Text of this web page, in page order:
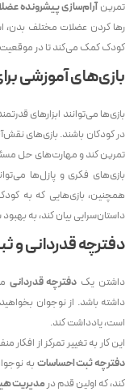
تمرینآرام‌سازی پیشرونده
رها کردن عضلات مختلف بدن،
کودک کمک می‌کند تا در
بازی‌های آموزشی
بازی‌ها می‌توانند ابزارهای
در کودکان باشند. بازی‌های
تمرین کند و مهارت‌های حل
بازی‌های فکری و پازل‌ها
همچنین، بازی‌هایی که به
داستان‌سرایی بیان کند، به
دفترچه قدردانی و
داشتن یک دفترچه قدردانی
داشته باشد. از نوجوان
است، یادداشت کند.
این کار به تغییر تمرکز از
دفترچه ثبت احساسات به
کند، که اولین قدم در مدیریت